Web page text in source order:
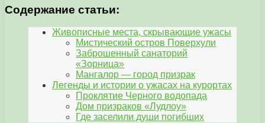
Содержание статьи:
Живописные места, скрывающие ужасы
Мистический остров Поверхули
Заброшенный санаторий
«Зорница»
Мангалор — город призрак
Легенды и истории о ужасах на курортах
Проклятие Черного водопада
Дом призраков «Лудлоу»
Где заселили души погибших